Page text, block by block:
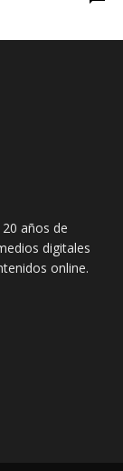
años de
digitales
online.